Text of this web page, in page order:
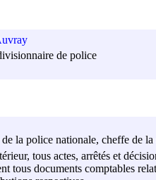
de police
la police nationale, cheffe de
tous actes, arrêtés et
tous documents comptables